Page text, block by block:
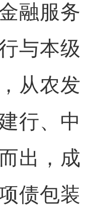
融服务
与本级
从农发
行、中
出，成
债包装